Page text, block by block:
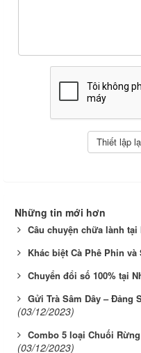
Những tin mới hơn
Câu chuyện chữa lành tại
Khác biệt Cà Phê Phin và
Chuyển đổi số 100% tại
Gửi Trà Sâm Dây – Đảng
(03/12/2023)
Combo 5 loại Chuối
(03/12/2023)